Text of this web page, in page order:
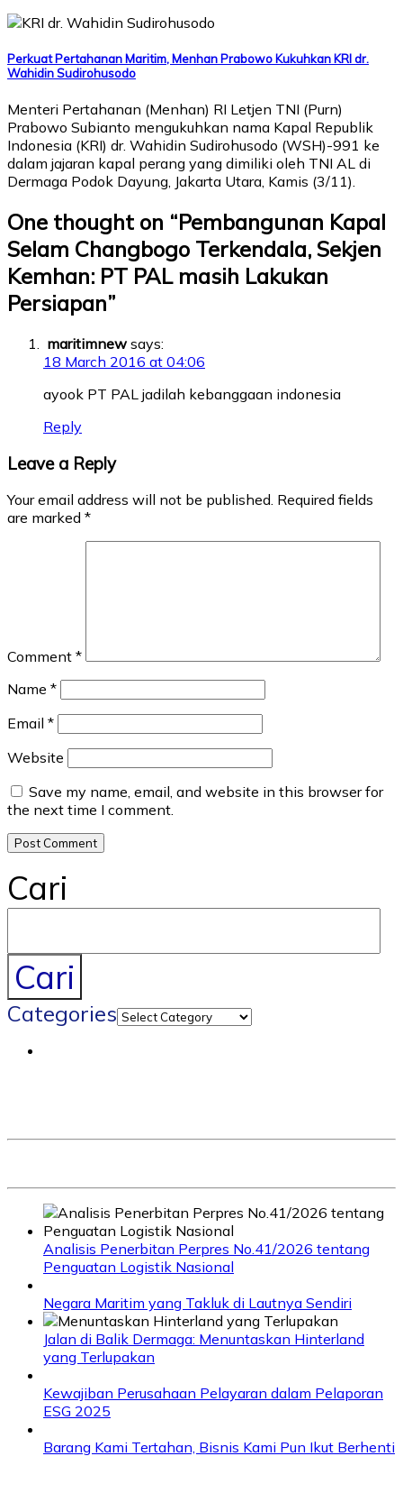
Perkuat Pertahanan Maritim, Menhan Prabowo Kukuhkan KRI dr.
Wahidin Sudirohusodo
Menteri Pertahanan (Menhan) RI Letjen TNI (Purn)
Prabowo Subianto mengukuhkan nama Kapal Republik
Indonesia (KRI) dr. Wahidin Sudirohusodo (WSH)-991 ke
dalam jajaran kapal perang yang dimiliki oleh TNI AL di
Dermaga Podok Dayung, Jakarta Utara, Kamis (3/11).
One thought on “Pembangunan Kapal
Selam Changbogo Terkendala, Sekjen
Kemhan: PT PAL masih Lakukan
Persiapan”
maritimnew says:
18 March 2016 at 04:06
ayook PT PAL jadilah kebanggaan indonesia
Reply
Leave a Reply
Your email address will not be published. Required fields
are marked *
Comment *
Name *
Email *
Website
Save my name, email, and website in this browser for
the next time I comment.
Cari
Cari
Categories
Analisis Penerbitan Perpres No.41/2026 tentang
Penguatan Logistik Nasional
Negara Maritim yang Takluk di Lautnya Sendiri
Jalan di Balik Dermaga: Menuntaskan Hinterland
yang Terlupakan
Kewajiban Perusahaan Pelayaran dalam Pelaporan
ESG 2025
Barang Kami Tertahan, Bisnis Kami Pun Ikut Berhenti